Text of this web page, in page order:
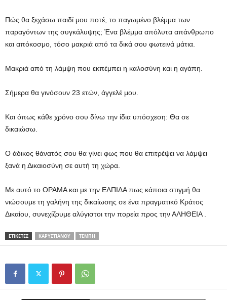
Πώς θα ξεχάσω παιδί μου ποτέ, το παγωμένο βλέμμα των
παραγόντων της συγκάλυψης; Ένα βλέμμα απόλυτα απάνθρωπο
και απόκοσμο, τόσο μακριά από τα δικά σου φωτεινά μάτια.
Μακριά από τη λάμψη που εκπέμπει η καλοσύνη και η αγάπη.
Σήμερα θα γινόσουν 23 ετών, άγγελέ μου.
Και όπως κάθε χρόνο σου δίνω την ίδια υπόσχεση: Θα σε
δικαιώσω.
Ο άδικος θάνατός σου θα γίνει φως που θα επιτρέψει να λάμψει
ξανά η Δικαιοσύνη σε αυτή τη χώρα.
Με αυτό το ΟΡΑΜΑ και με την ΕΛΠΙΔΑ πως κάποια στιγμή θα
νιώσουμε τη γαλήνη της δικαίωσης σε ένα πραγματικό Κράτος
Δικαίου, συνεχίζουμε αλύγιστοι την πορεία προς την ΑΛΗΘΕΙΑ .
ΕΤΙΚΕΤΕΣ ΚΑΡΥΣΤΙΆΝΟΥ ΤΈΜΠΗ